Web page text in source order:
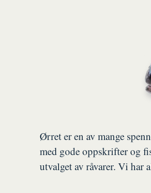
Ørret er en av mange
med gode oppskrifter og
utvalget av råvarer. Vi har